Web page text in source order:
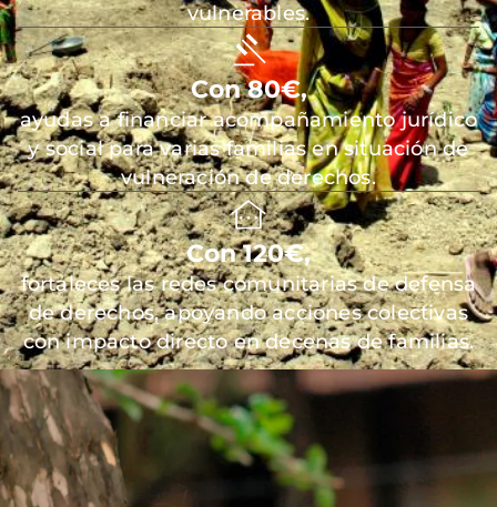
vulnerables.
Con 80€,
ayudas a financiar acompañamiento jurídico
y social para varias familias en situación de
vulneración de derechos.
Con 120€,
fortaleces las redes comunitarias de defensa
de derechos, apoyando acciones colectivas
con impacto directo en decenas de familias.